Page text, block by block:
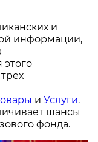
и
информации,
иУслуги.
шансы
фонда.